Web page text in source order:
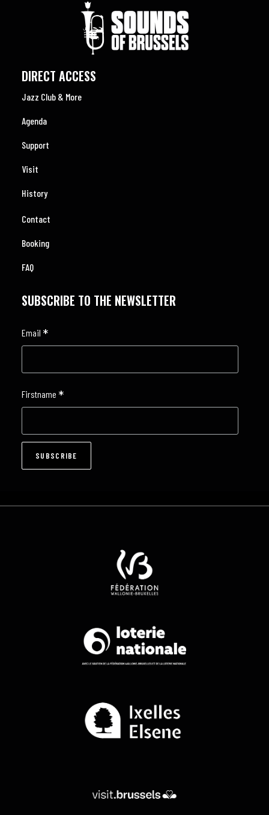
DIRECT ACCESS
Jazz Club & More
Agenda
Support
Visit
History
Contact
Booking
FAQ
SUBSCRIBE TO THE NEWSLETTER
Email *
Firstname *